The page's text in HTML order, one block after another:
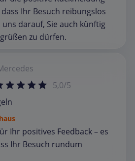
Ihr Besuch reibungslos
darauf, Sie auch künftig
zu dürfen.
5,0/5
Ihr positives Feedback – es
Ihr Besuch rundum